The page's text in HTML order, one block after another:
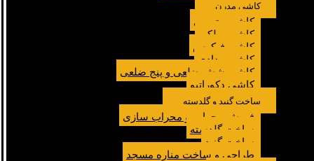
کاشی مدرن
کاشی مترویی
کاشی پولکی
کاشی فیکوس
کاشی مدادی
کاشی شش ضلعی و پنج ضلعی
کاشی دکوراتیو
ساخت گنبد و گلدسته
فروش محراب و محراب سازی
ساخت گلدسته
ساخت گنبد
طراحی و ساخت مناره مسجد